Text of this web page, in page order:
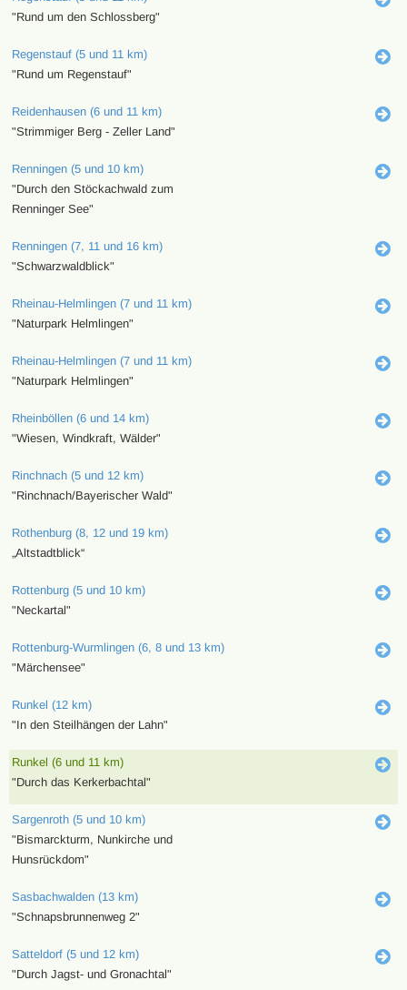
"Rund um den Schlossberg"
Regenstauf (5 und 11 km)
"Rund um Regenstauf"
Reidenhausen (6 und 11 km)
"Strimmiger Berg - Zeller Land"
Renningen (5 und 10 km)
"Durch den Stöckachwald zum
Renninger See"
Renningen (7, 11 und 16 km)
"Schwarzwaldblick"
Rheinau-Helmlingen (7 und 11 km)
"Naturpark Helmlingen"
Rheinau-Helmlingen (7 und 11 km)
"Naturpark Helmlingen"
Rheinböllen (6 und 14 km)
"Wiesen, Windkraft, Wälder"
Rinchnach (5 und 12 km)
"Rinchnach/Bayerischer Wald"
Rothenburg (8, 12 und 19 km)
„Altstadtblick“
Rottenburg (5 und 10 km)
"Neckartal"
Rottenburg-Wurmlingen (6, 8 und 13 km)
"Märchensee"
Runkel (12 km)
"In den Steilhängen der Lahn"
Runkel (6 und 11 km)
"Durch das Kerkerbachtal"
Sargenroth (5 und 10 km)
"Bismarckturm, Nunkirche und
Hunsrückdom"
Sasbachwalden (13 km)
"Schnapsbrunnenweg 2"
Satteldorf (5 und 12 km)
"Durch Jagst- und Gronachtal"